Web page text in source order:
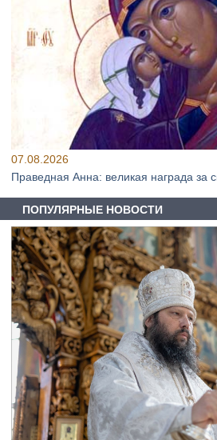
07.08.2026
Праведная Анна: великая награда за
ПОПУЛЯРНЫЕ НОВОСТИ